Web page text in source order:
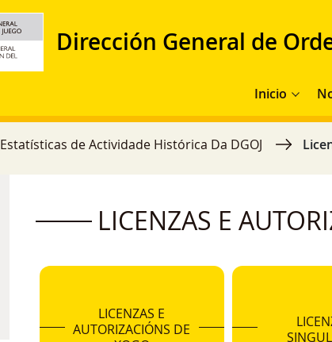
Dirección General de
Navegación
Inicio
Estatísticas de Actividade Histórica Da DGOJ
LICENZAS E
LICENZAS E
AUTORIZACIÓNS DE